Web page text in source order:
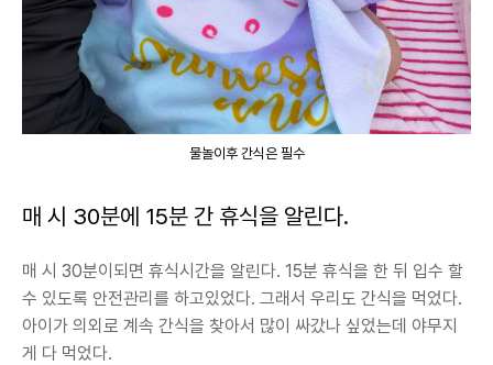
물놀이후 간식은 필수
매 시 30분에 15분 간 휴식을 알린다.
매 시 30분이되면 휴식시간을 알린다. 15분 휴식을 한 뒤 입수 할
수 있도록 안전관리를 하고있었다. 그래서 우리도 간식을 먹었다.
아이가 의외로 계속 간식을 찾아서 많이 싸갔나 싶었는데 야무지
게 다 먹었다.